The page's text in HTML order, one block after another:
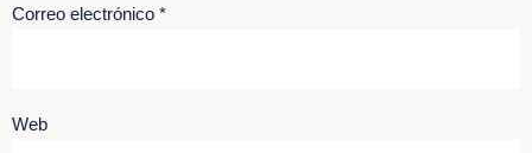
Correo electrónico *
Web